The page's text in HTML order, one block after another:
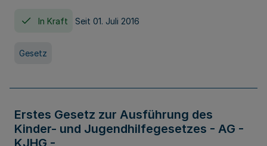
In Kraft Seit 01. Juli 2016
Gesetz
Erstes Gesetz zur Ausführung des
Kinder- und Jugendhilfegesetzes - AG -
KJHG -